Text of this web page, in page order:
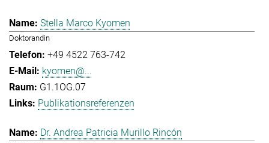
Stella Marco Kyomen
Doktorandin
+49 4522 763-742
kyomen@...
G1.1OG.07
Publikationsreferenzen
Dr. Andrea Patricia Murillo Rincón